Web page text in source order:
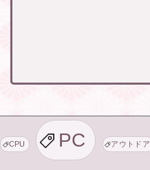
CPU PC アウトドア